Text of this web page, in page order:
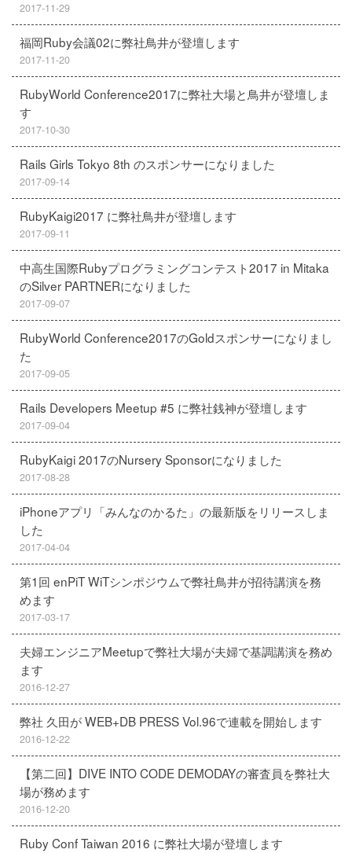
2017-11-29
福岡Ruby会議02に弊社鳥井が登壇します
2017-11-20
RubyWorld Conference2017に弊社大場と鳥井が登壇しま
す
2017-10-30
Rails Girls Tokyo 8th のスポンサーになりました
2017-09-14
RubyKaigi2017 に弊社鳥井が登壇します
2017-09-11
中高生国際Rubyプログラミングコンテスト2017 in Mitaka
のSilver PARTNERになりました
2017-09-07
RubyWorld Conference2017のGoldスポンサーになりまし
た
2017-09-05
Rails Developers Meetup #5 に弊社銭神が登壇します
2017-09-04
RubyKaigi 2017のNursery Sponsorになりました
2017-08-28
iPhoneアプリ「みんなのかるた」の最新版をリリースしま
した
2017-04-04
第1回 enPiT WiTシンポジウムで弊社鳥井が招待講演を務
めます
2017-03-17
夫婦エンジニアMeetupで弊社大場が夫婦で基調講演を務め
ます
2016-12-27
弊社 久田が WEB+DB PRESS Vol.96で連載を開始します
2016-12-22
【第二回】DIVE INTO CODE DEMODAYの審査員を弊社大
場が務めます
2016-12-20
Ruby Conf Taiwan 2016 に弊社大場が登壇します